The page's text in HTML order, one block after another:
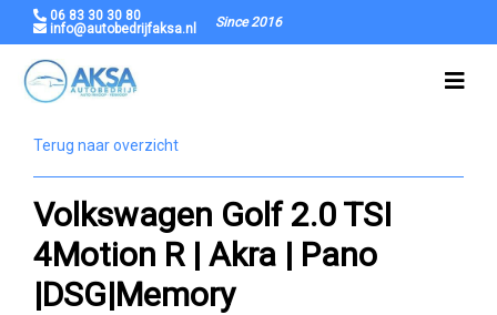
06 83 30 30 80
info@autobedrijfaksa.nl
Since 2016
Terug naar overzicht
Volkswagen Golf 2.0 TSI
4Motion R | Akra | Pano
|DSG|Memory